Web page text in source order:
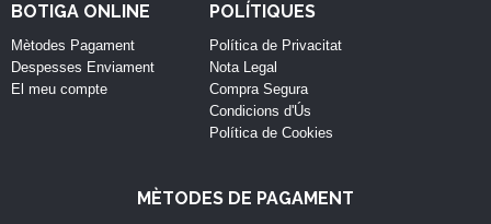
BOTIGA ONLINE
Mètodes Pagament
Despesses Enviament
El meu compte
POLÍTIQUES
Política de Privacitat
Nota Legal
Compra Segura
Condicions d'Ús
Política de Cookies
MÈTODES DE PAGAMENT